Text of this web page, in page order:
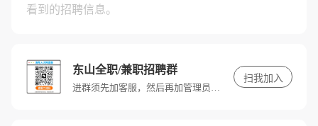
看到的招聘信息。
东山全职/兼职招聘群
进群须先加客服，然后再加管理员审核后拉入。联系企业可点击下方在线聊 ↓ 、申请职位（投简历）↓ 、或在工作时间打联系电话 ↘
扫我加入